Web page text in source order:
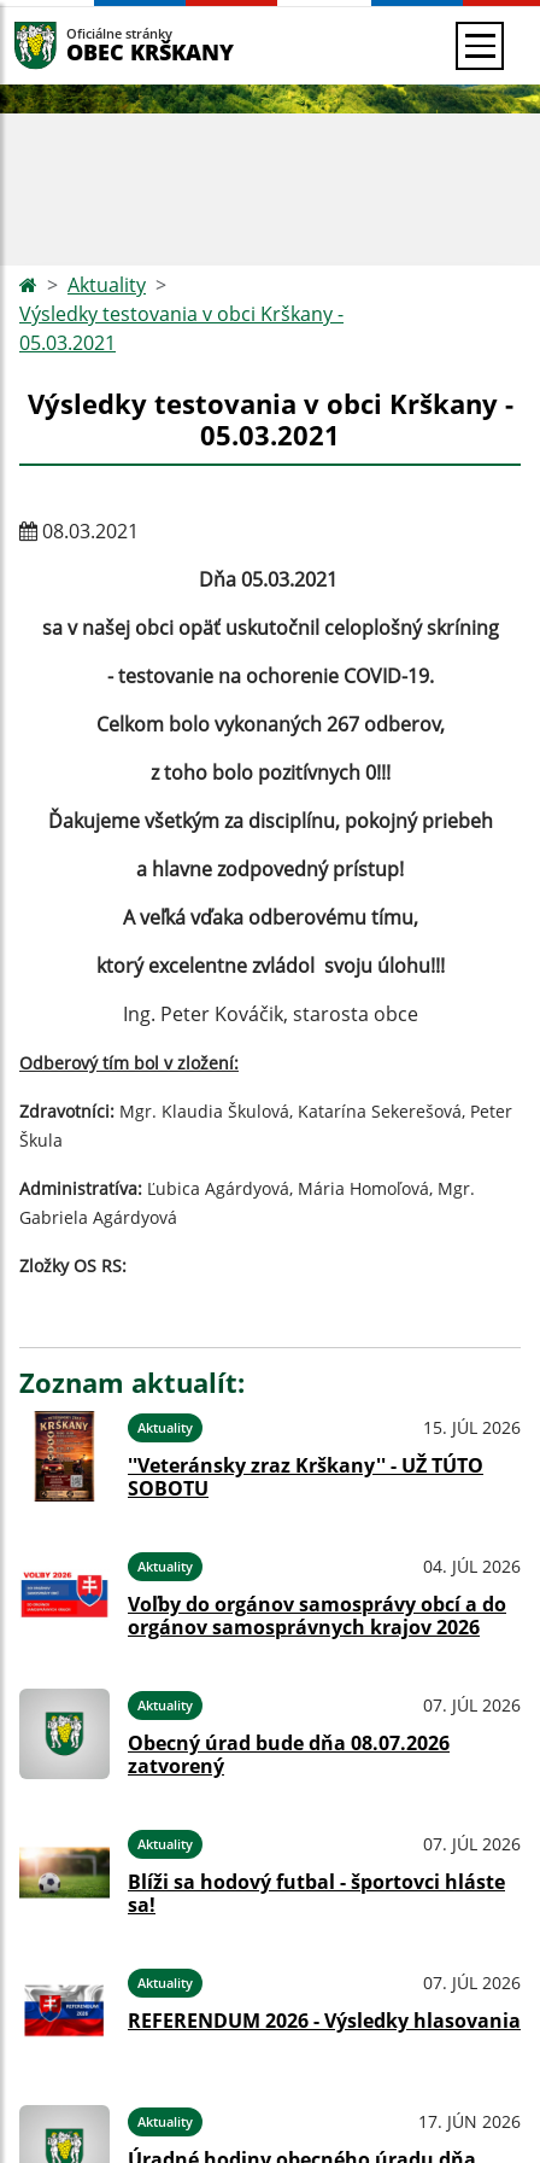
Oficiálne stránky
OBEC KRŠKANY
Aktuality
Výsledky testovania v obci Krškany -
05.03.2021
Výsledky testovania v obci Krškany -
05.03.2021
08.03.2021
Dňa 05.03.2021
sa v našej obci opäť uskutočnil celoplošný skríning
- testovanie na ochorenie COVID-19.
Celkom bolo vykonaných 267 odberov,
z toho bolo pozitívnych 0!!!
Ďakujeme všetkým za disciplínu, pokojný priebeh
a hlavne zodpovedný prístup!
A veľká vďaka odberovému tímu,
ktorý excelentne zvládol svoju úlohu!!!
Ing. Peter Kováčik, starosta obce
Odberový tím bol v zložení:
Zdravotníci: Mgr. Klaudia Škulová, Katarína Sekerešová, Peter
Škula
Administratíva: Ľubica Agárdyová, Mária Homoľová, Mgr.
Gabriela Agárdyová
Zložky OS RS:
Zoznam aktualít:
Aktuality 15. JÚL 2026
''Veteránsky zraz Krškany'' - UŽ TÚTO
SOBOTU
Aktuality 04. JÚL 2026
Voľby do orgánov samosprávy obcí a do
orgánov samosprávnych krajov 2026
Aktuality 07. JÚL 2026
Obecný úrad bude dňa 08.07.2026
zatvorený
Aktuality 07. JÚL 2026
Blíži sa hodový futbal - športovci hláste
sa!
Aktuality 07. JÚL 2026
REFERENDUM 2026 - Výsledky hlasovania
Aktuality 17. JÚN 2026